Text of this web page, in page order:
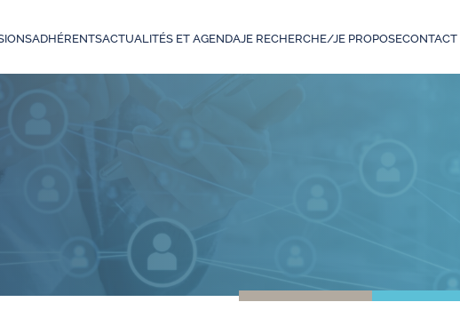
ADHÉRENTSACTUALITÉS ET AGENDA JE RECHERCHE/JE PROPOSECONTACT